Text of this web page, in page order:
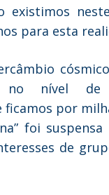
existimos
para esta
no nível de
por
foi
de